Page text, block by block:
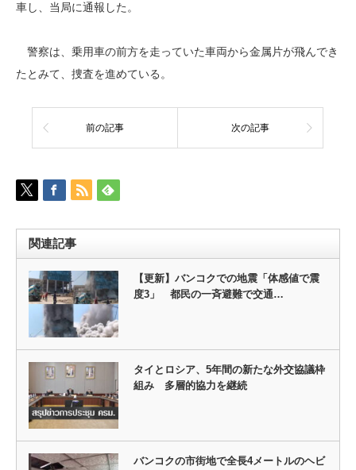
車し、当局に通報した。
警察は、乗用車の前方を走っていた車両から金属片が飛んでき
たとみて、捜査を進めている。
前の記事 次の記事
関連記事
【更新】バンコクでの地震「体感値で震
度3」 都民の一斉避難で交通…
タイとロシア、5年間の新たな外交協議枠
組み 多層的協力を継続
バンコクの市街地で全長4メートルのヘビ